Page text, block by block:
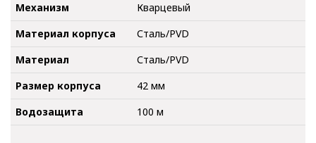
Механизм
Кварцевый
Материал корпуса
Сталь/PVD
Материал
Сталь/PVD
Размер корпуса
42 мм
Водозащита
100 м